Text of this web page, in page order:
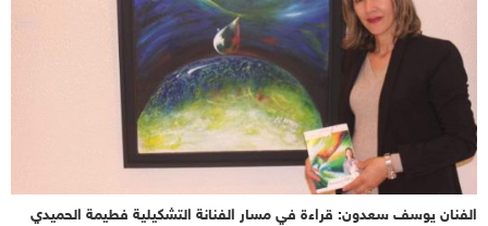
الفنان يوسف سعدون: قراءة في مسار الفنانة التشكيلية فطيمة الحميدي